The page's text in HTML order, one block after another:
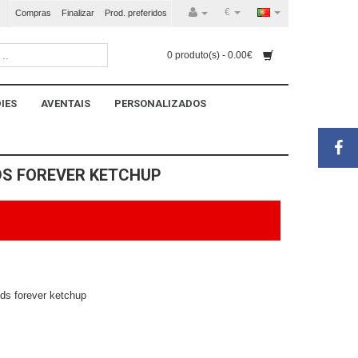
Compras Finalizar Prod. preferidos €
0 produto(s) - 0.00€
AVENTAIS PERSONALIZADOS
FOREVER KETCHUP
forever ketchup